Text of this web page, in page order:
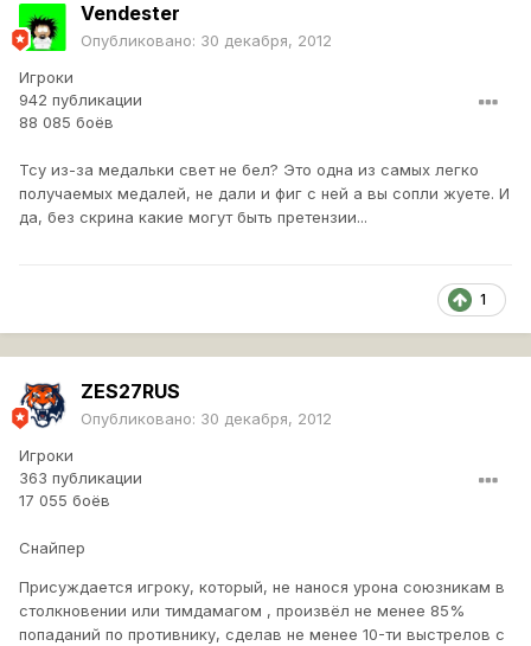
Vendester
Опубликовано: 30 декабря, 2012
Игроки
942 публикации
88 085 боёв
Тсу из-за медальки свет не бел? Это одна из самых легко
получаемых медалей, не дали и фиг с ней а вы сопли жуете. И
да, без скрина какие могут быть претензии...
1
ZES27RUS
Опубликовано: 30 декабря, 2012
Игроки
363 публикации
17 055 боёв
Снайпер
Присуждается игроку, который, не нанося урона союзникам в
столкновении или тимдамагом , произвёл не менее 85%
попаданий по противнику, сделав не менее 10-ти выстрелов с